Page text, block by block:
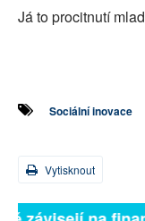
Já to procitnutí
Sociální inovace
Vytisknout